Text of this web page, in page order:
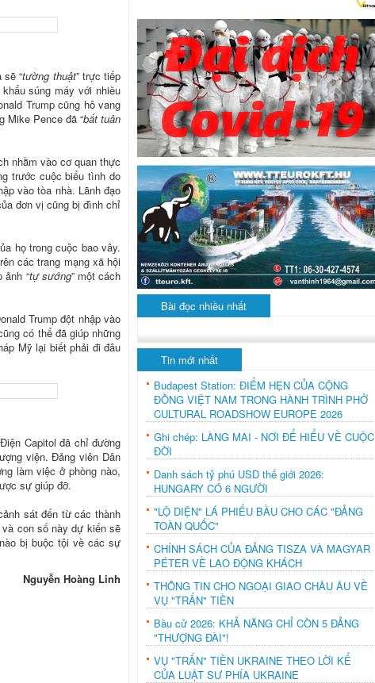
sẽ “tường thuật” trực tiếp
súng máy với nhiều
Trump cũng hô vang
Mike Pence đã “bất tuân
nhằm vào cơ quan thực
trước cuộc biểu tình do
vào tòa nhà. Lãnh đạo
đơn vị cũng bị đình chỉ
họ trong cuộc bao vây.
các trang mạng xã hội
“tự sướng” một cách
Trump đột nhập vào
có thể đã giúp những
Mỹ lại biết phải đi đâu
Capitol đã chỉ đường
viện. Đảng viên Dân
làm việc ở phòng nào,
sự giúp đỡ.
sát đến từ các thành
con số này dự kiến sẽ
bị buộc tội về các sự
Nguyễn Hoàng Linh
Bài đọc nhiều nhất
Tin mới nhất
Budapest Station: ĐIỂM HẸN CỦA CỘNG
ĐỒNG VIỆT NAM TRONG HÀNH TRÌNH PHỞ
CULTURAL ROADSHOW EUROPE 2026
Ghi chép: LÀNG MAI - NƠI ĐỂ HIỂU VỀ CUỘC
ĐỜI
Danh sách tỷ phú USD thế giới 2026:
HUNGARY CÓ 6 NGƯỜI
"LỘ DIỆN" LÁ PHIẾU BẦU CHO CÁC "ĐẢNG
TOÀN QUỐC"
CHÍNH SÁCH CỦA ĐẢNG TISZA VÀ MAGYAR
PÉTER VỀ LAO ĐỘNG KHÁCH
THÔNG TIN CHO NGOẠI GIAO CHÂU ÂU VỀ
VỤ "TRẤN" TIỀN
Bầu cử 2026: KHẢ NĂNG CHỈ CÒN 5 ĐẢNG
"THƯỢNG ĐÀI"!
VỤ "TRẤN" TIỀN UKRAINE THEO LỜI KỂ
CỦA LUẬT SƯ PHÍA UKRAINE